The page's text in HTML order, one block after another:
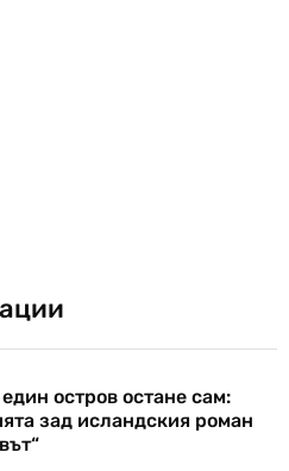
един остров остане сам:
зад исландския роман